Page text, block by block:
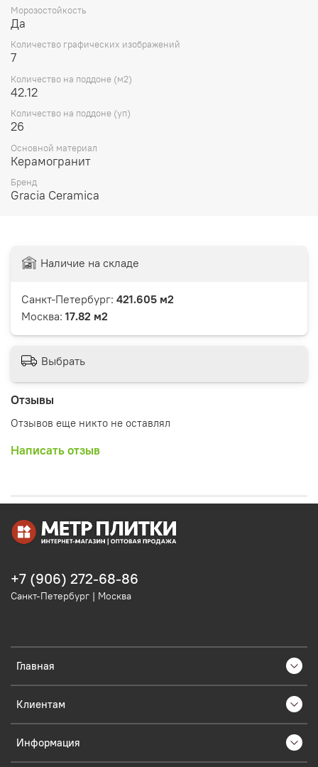
Морозостойкость
Да
Количество графических изображений
7
Количество на поддоне (м2)
42.12
Количество на поддоне (уп)
26
Основной материал
Керамогранит
Бренд
Gracia Ceramica
Отзывы
Отзывов еще никто не оставлял
Написать отзыв
Наличие на складе
Санкт-Петербург: 421.605 м2
Москва: 17.82 м2
Выбрать
Главная
Клиентам
Информация
+7 (906) 272-68-86
Санкт-Петербург | Москва